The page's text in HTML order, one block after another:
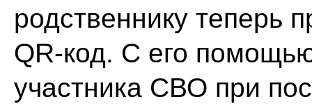
родственнику теперь
QR-код. С его
участника СВО при